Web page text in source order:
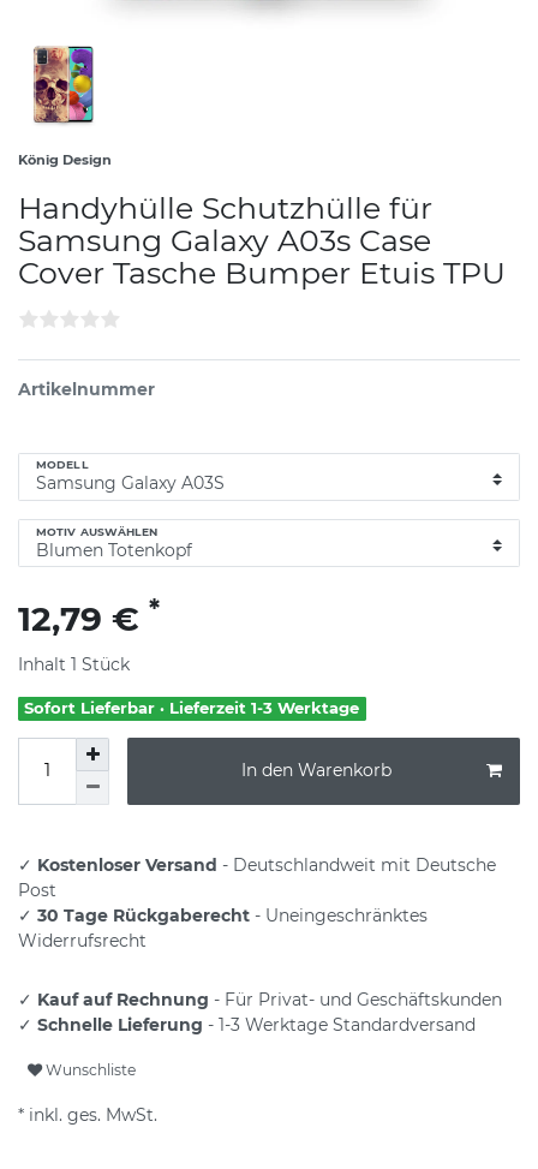
König Design
Handyhülle Schutzhülle für
Samsung Galaxy A03s Case
Cover Tasche Bumper Etuis TPU
Artikelnummer
MODELL
MOTIV AUSWÄHLEN
12,79 € *
Inhalt 1 Stück
Sofort Lieferbar · Lieferzeit 1-3 Werktage
In den Warenkorb
✓ Kostenloser Versand - Deutschlandweit mit Deutsche
Post
✓ 30 Tage Rückgaberecht - Uneingeschränktes
Widerrufsrecht
✓ Kauf auf Rechnung - Für Privat- und Geschäftskunden
✓ Schnelle Lieferung - 1-3 Werktage Standardversand
Wunschliste
* inkl. ges. MwSt.